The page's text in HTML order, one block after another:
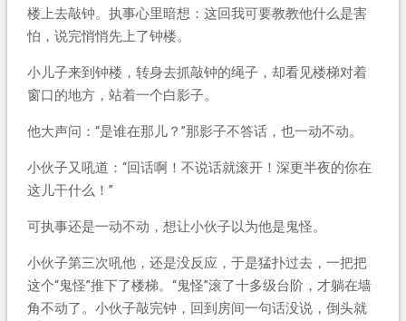
楼上去敲钟。执事心里暗想：这回我可要教教他什么是害
怕，说完悄悄先上了钟楼。
小儿子来到钟楼，转身去抓敲钟的绳子，却看见楼梯对着
窗口的地方，站着一个白影子。
他大声问：“是谁在那儿？”那影子不答话，也一动不动。
小伙子又吼道：“回话啊！不说话就滚开！深更半夜的你在
这儿干什么！”
可执事还是一动不动，想让小伙子以为他是鬼怪。
小伙子第三次吼他，还是没反应，于是猛扑过去，一把把
这个“鬼怪”推下了楼梯。“鬼怪”滚了十多级台阶，才躺在墙
角不动了。小伙子敲完钟，回到房间一句话没说，倒头就